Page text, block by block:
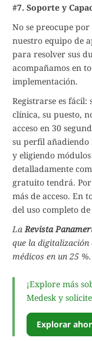
#7. Soporte y
No se preocupe
nuestro equipo de
para resolver sus
acompañamos en
implementación.
Registrarse es
clínica, su puesto,
acceso en 30
su perfil añadiendo
y eligiendo
detalladamente
gratuito tendrá.
más de acceso. En
del uso completo
LaRevista
que la digitalización
médicos en un 25 %.
¡Explore más
Medesk y
Explorar